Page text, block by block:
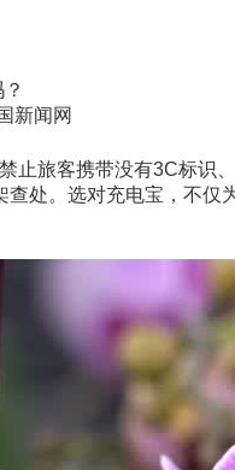
新闻网
旅客携带没有3C标识、
查处。选对充电宝，不